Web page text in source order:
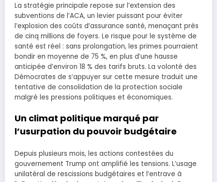
La stratégie principale repose sur l’extension des
subventions de l’ACA, un levier puissant pour éviter
l’explosion des coûts d’assurance santé, menaçant près
de cinq millions de foyers. Le risque pour le système de
santé est réel : sans prolongation, les primes pourraient
bondir en moyenne de 75 %, en plus d’une hausse
anticipée d’environ 18 % des tarifs bruts. La volonté des
Démocrates de s’appuyer sur cette mesure traduit une
tentative de consolidation de la protection sociale
malgré les pressions politiques et économiques.
Un climat politique marqué par
l’usurpation du pouvoir budgétaire
Depuis plusieurs mois, les actions contestées du
gouvernement Trump ont amplifié les tensions. L’usage
unilatéral de rescissions budgétaires et l’entrave à